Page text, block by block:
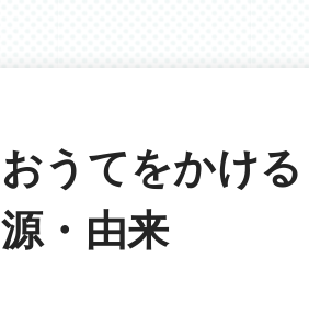
おうてをかけ
源・由来